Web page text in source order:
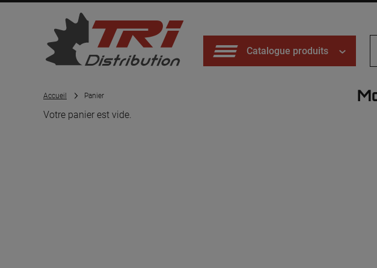
Catalogue produits
Accueil Panier
Votre panier est vide.